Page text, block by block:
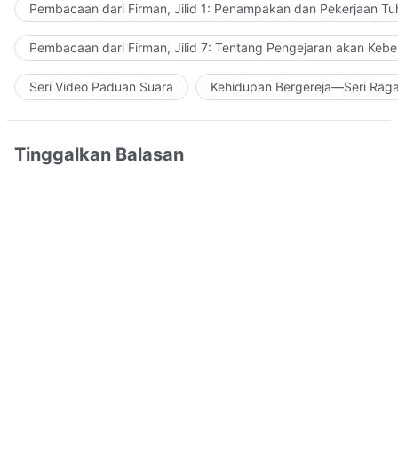
Pembacaan dari Firman, Jilid 1: Penampakan dan Pekerjaan
Pembacaan dari Firman, Jilid 7: Tentang Pengejaran akan
Seri Video Paduan Suara Kehidupan Bergereja—Seri
Tinggalkan Balasan